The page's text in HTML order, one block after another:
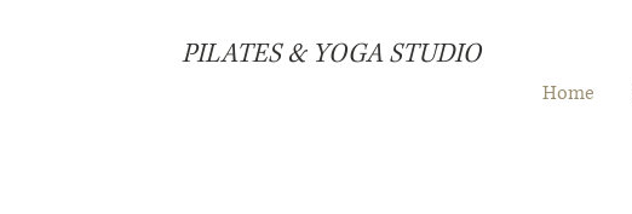
PILATES & YOGA STUDIO
Home